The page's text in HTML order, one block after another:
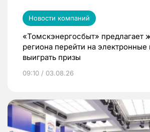
Новости компаний
«Томскэнергосбыт» предлагает
региона перейти на электронные
выиграть призы
09:10 / 03.08.26